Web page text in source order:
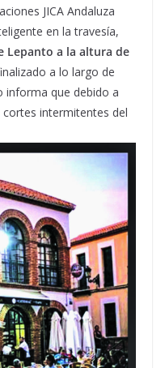
JICA Andaluza
en la travesía,
Lepanto a la altura de
a lo largo de
informa que debido a
intermitentes del